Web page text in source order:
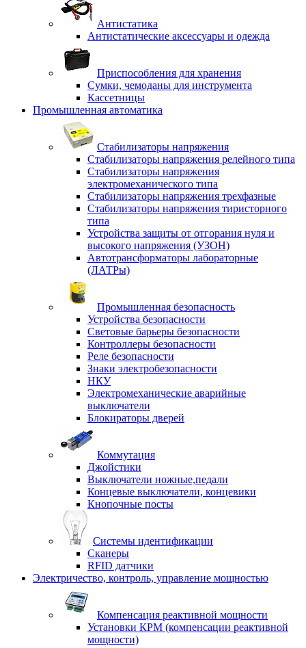
Антистатика
Антистатические аксессуары и одежда
Приспособления для хранения
Сумки, чемоданы для инструмента
Кассетницы
Промышленная автоматика
Стабилизаторы напряжения
Стабилизаторы напряжения релейного типа
Стабилизаторы напряжения
электромеханического типа
Стабилизаторы напряжения трехфазные
Стабилизаторы напряжения тиристорного
типа
Устройства защиты от отгорания нуля и
высокого напряжения (УЗОН)
Автотрансформаторы лабораторные
(ЛАТРы)
Промышленная безопасность
Устройства безопасности
Световые барьеры безопасности
Контроллеры безопасности
Реле безопасности
Знаки электробезопасности
НКУ
Электромеханические аварийные
выключатели
Блокираторы дверей
Коммутация
Джойстики
Выключатели ножные,педали
Концевые выключатели, концевики
Кнопочные посты
Системы идентификации
Сканеры
RFID датчики
Электричество, контроль, управление мощностью
Компенсация реактивной мощности
Установки КРМ (компенсации реактивной
мощности)